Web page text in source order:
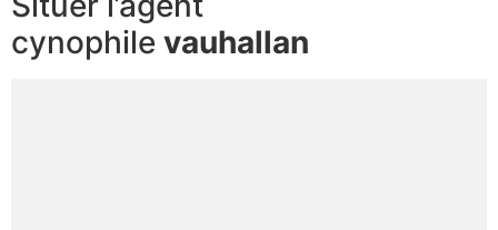
cynophile vauhallan